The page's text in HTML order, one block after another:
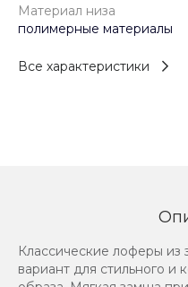
Материал низа
полимерные материалы
Все характеристики
Классические лоферы
вариант для стильного и